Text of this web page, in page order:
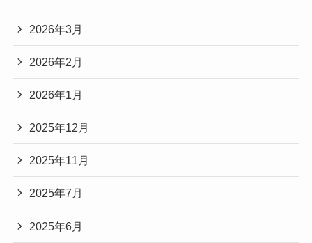
2026年3月
2026年2月
2026年1月
2025年12月
2025年11月
2025年7月
2025年6月